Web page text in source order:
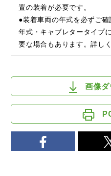
置の装着が必要です。
●装着車両の年式を必ずご
年式・キャブレタータイプ
要な場合もあります。詳し
画像